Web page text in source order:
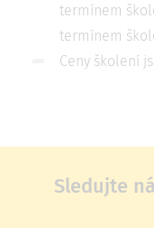
termínem
termínem
Ceny školení
Sledujte